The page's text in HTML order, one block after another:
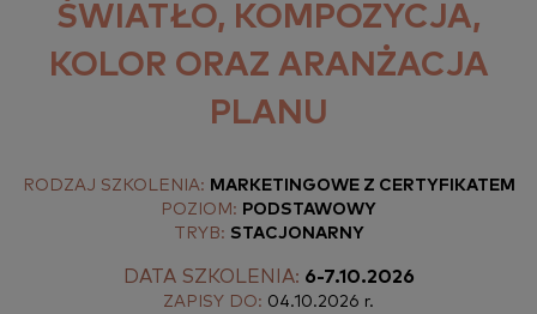
ŚWIATŁO, KOMPOZYCJA,
KOLOR ORAZ ARANŻACJA
PLANU
RODZAJ SZKOLENIA: MARKETINGOWE Z CERTYFIKATEM
POZIOM: PODSTAWOWY
TRYB: STACJONARNY
DATA SZKOLENIA: 6-7.10.2026
ZAPISY DO: 04.10.2026 r.